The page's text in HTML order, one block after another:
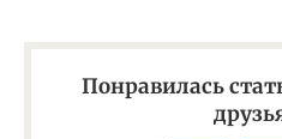
Понравилась